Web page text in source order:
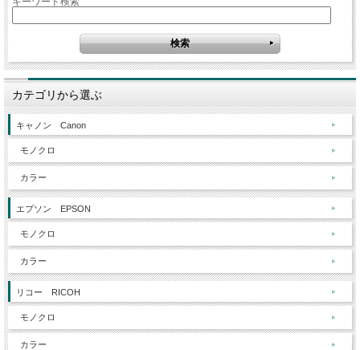
カテゴリから選ぶ
キャノン Canon
モノクロ
カラー
エプソン EPSON
モノクロ
カラー
リコー RICOH
モノクロ
カラー